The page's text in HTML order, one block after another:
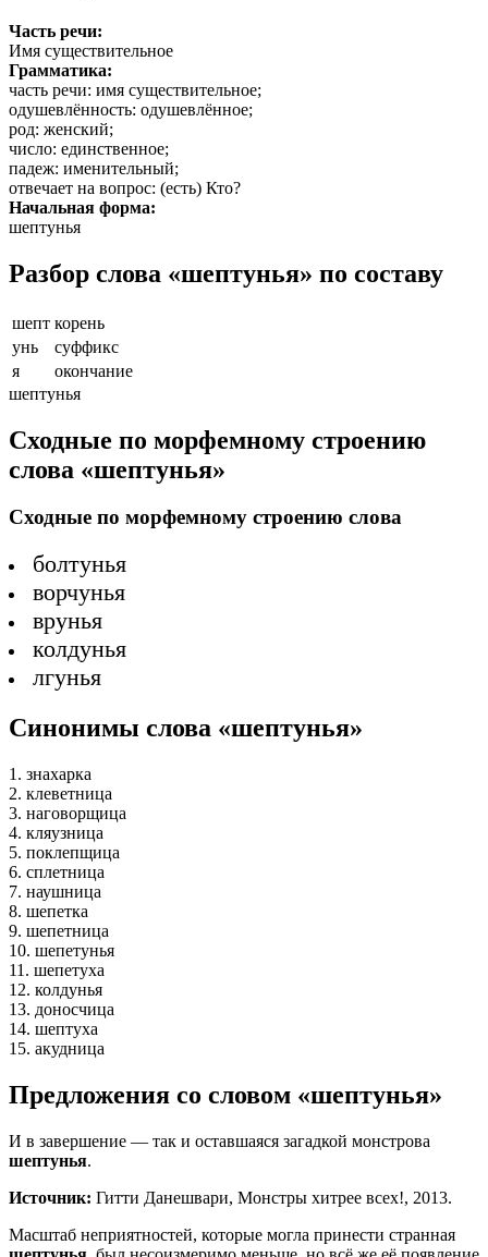
Часть речи:
Имя существительное
Грамматика:
часть речи: имя существительное;
одушевлённость: одушевлённое;
род: женский;
число: единственное;
падеж: именительный;
отвечает на вопрос: (есть) Кто?
Начальная форма:
шептунья
Разбор слова «шептунья» по составу
шепт корень
унь
суффикс
я
окончание
шептунья
Сходные по морфемному строению
слова «шептунья»
Сходные по морфемному строению слова
болтунья
ворчунья
врунья
колдунья
лгунья
Синонимы слова «шептунья»
1. знахарка
2. клеветница
3. наговорщица
4. кляузница
5. поклепщица
6. сплетница
7. наушница
8. шепетка
9. шепетница
10. шепетунья
11. шепетуха
12. колдунья
13. доносчица
14. шептуха
15. акудница
Предложения со словом «шептунья»
И в завершение — так и оставшаяся загадкой монстрова
шептунья.
Источник: Гитти Данешвари, Монстры хитрее всех!, 2013.
Масштаб неприятностей, которые могла принести странная